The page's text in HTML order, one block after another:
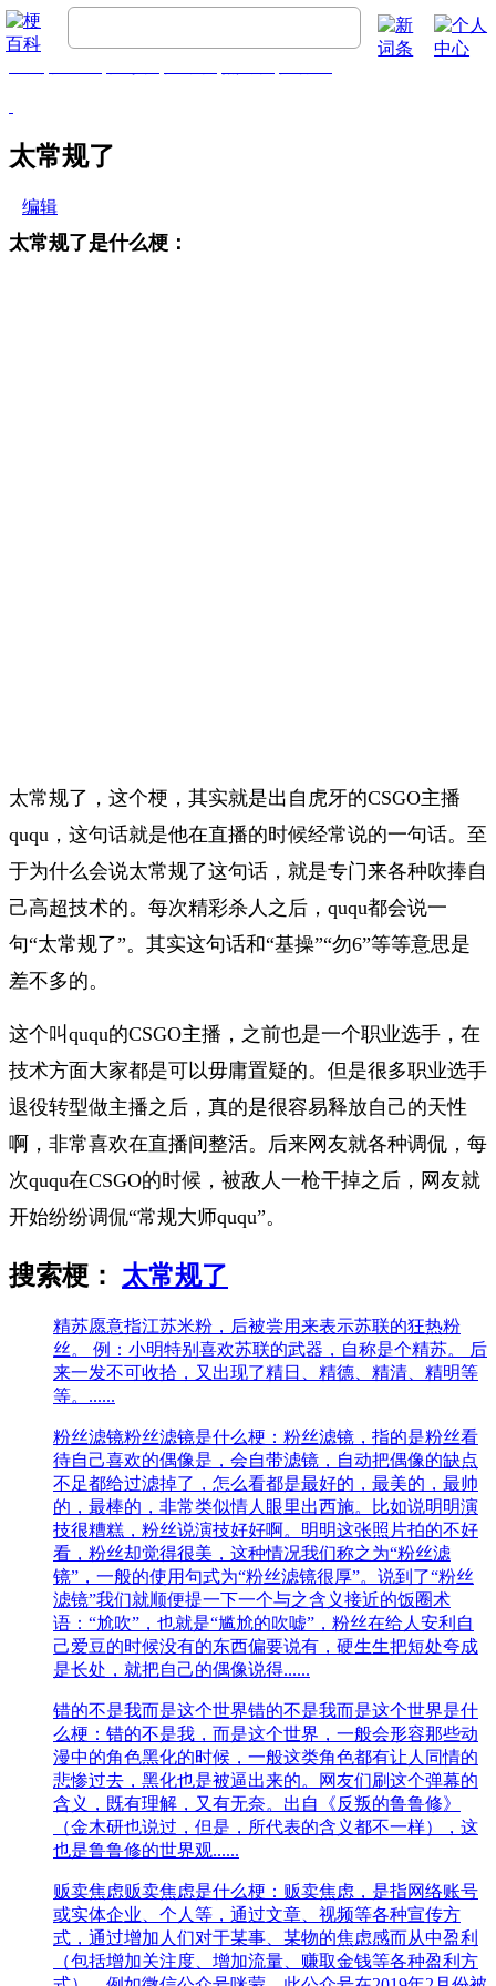
太常规了
编辑
太常规了是什么梗：
太常规了，这个梗，其实就是出自虎牙的CSGO主播
ququ，这句话就是他在直播的时候经常说的一句话。至
于为什么会说太常规了这句话，就是专门来各种吹捧自
己高超技术的。每次精彩杀人之后，ququ都会说一
句“太常规了”。其实这句话和“基操”“勿6”等等意思是
差不多的。
这个叫ququ的CSGO主播，之前也是一个职业选手，在
技术方面大家都是可以毋庸置疑的。但是很多职业选手
退役转型做主播之后，真的是很容易释放自己的天性
啊，非常喜欢在直播间整活。后来网友就各种调侃，每
次ququ在CSGO的时候，被敌人一枪干掉之后，网友就
开始纷纷调侃“常规大师ququ”。
搜索梗： 太常规了
精苏愿意指江苏米粉，后被尝用来表示苏联的狂热粉
丝。 例：小明特别喜欢苏联的武器，自称是个精苏。 后
来一发不可收拾，又出现了精日、精德、精清、精明等
等。......
粉丝滤镜粉丝滤镜是什么梗：粉丝滤镜，指的是粉丝看
待自己喜欢的偶像是，会自带滤镜，自动把偶像的缺点
不足都给过滤掉了，怎么看都是最好的，最美的，最帅
的，最棒的，非常类似情人眼里出西施。比如说明明演
技很糟糕，粉丝说演技好好啊。明明这张照片拍的不好
看，粉丝却觉得很美，这种情况我们称之为“粉丝滤
镜”，一般的使用句式为“粉丝滤镜很厚”。说到了“粉丝
滤镜”我们就顺便提一下一个与之含义接近的饭圈术
语：“尬吹”，也就是“尴尬的吹嘘”，粉丝在给人安利自
己爱豆的时候没有的东西偏要说有，硬生生把短处夸成
是长处，就把自己的偶像说得......
错的不是我而是这个世界错的不是我而是这个世界是什
么梗：错的不是我，而是这个世界，一般会形容那些动
漫中的角色黑化的时候，一般这类角色都有让人同情的
悲惨过去，黑化也是被逼出来的。网友们刷这个弹幕的
含义，既有理解，又有无奈。出自《反叛的鲁鲁修》
（金木研也说过，但是，所代表的含义都不一样），这
也是鲁鲁修的世界观......
贩卖焦虑贩卖焦虑是什么梗：贩卖焦虑，是指网络账号
或实体企业、个人等，通过文章、视频等各种宣传方
式，通过增加人们对于某事、某物的焦虑感而从中盈利
（包括增加关注度、增加流量、赚取金钱等各种盈利方